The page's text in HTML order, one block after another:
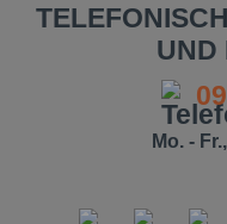
UND
Mo. -